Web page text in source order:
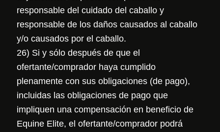
responsable del cuidado del caballo y
responsable de los daños causados al caballo
y/o causados por el caballo.
26) Si y sólo después de que el
ofertante/comprador haya cumplido
plenamente con sus obligaciones (de pago),
incluidas las obligaciones de pago que
impliquen una compensación en beneficio de
Equine Elite, el ofertante/comprador podrá